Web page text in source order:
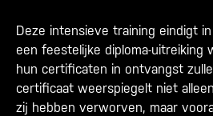
Deze intensieve training eindigt
een feestelijke diploma-uitreiking
hun certificaten in ontvangst
certificaat weerspiegelt niet
zij hebben verworven, maar